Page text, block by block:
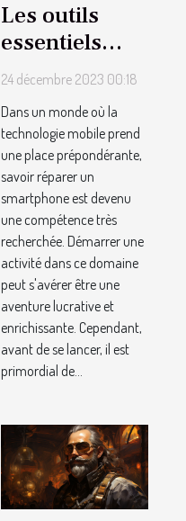
Les outils
essentiels
pour
votre activité
de réparateur
de
smartphones
24 décembre 2023 00:18
Dans un monde où la
technologie mobile prend
une place prépondérante,
savoir réparer un
smartphone est devenu
une compétence très
recherchée. Démarrer une
activité dans ce domaine
peut s'avérer être une
aventure lucrative et
enrichissante. Cependant,
avant de se lancer, il est
primordial de...